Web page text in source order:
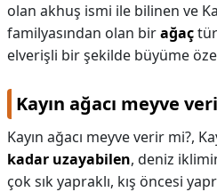
olan akhuş ismi ile bilinen ve
familyasından olan birağaç
elverişli bir şekilde büyüme
Kayın ağacı meyve
Kayın ağacı meyve verir mi?,
kadar uzayabilen, deniz
çok sık yapraklı, kış öncesi